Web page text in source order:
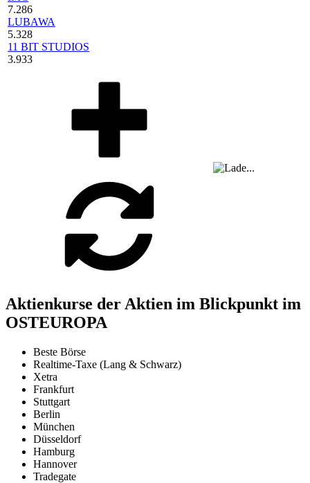
7.286
LUBAWA
5.328
11 BIT STUDIOS
3.933
Aktienkurse der Aktien im Blickpunkt im
OSTEUROPA
Beste Börse
Realtime-Taxe (Lang & Schwarz)
Xetra
Frankfurt
Stuttgart
Berlin
München
Düsseldorf
Hamburg
Hannover
Tradegate